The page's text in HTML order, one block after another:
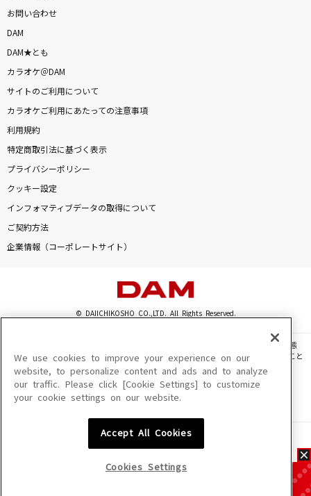
お問い合わせ
DAM
DAM★とも
カラオケ＠DAM
サイトのご利用について
カラオケご利用にあたっての注意事項
利用規約
特定商取引法に基づく表示
プライバシーポリシー
クッキー設定
インフォマティブデータの取得について
ご契約方法
企業情報（コーポレートサイト）
© DAIICHIKOSHO CO.,LTD. All Rights Reserved.
このサイトに掲載されている一切の文章・画像・写真・動画・音声等を、手段や形態
を問わず、著作権法の定める範囲を超えて無断で複製、転載、ファイル化などすること
を禁じます。
楽曲及びコンテンツは、機種によりご利用いただけない場合があります。
楽曲及びコンテンツの配信日、配信内容が変更になる場合があります。
We use cookies to improve your experience on our
website, to personalize content and ads and to analyze
our traffic. Please click [Cookie Settings] to customize
your cookie settings on our website.
Accept All Cookies
Cookies Settings